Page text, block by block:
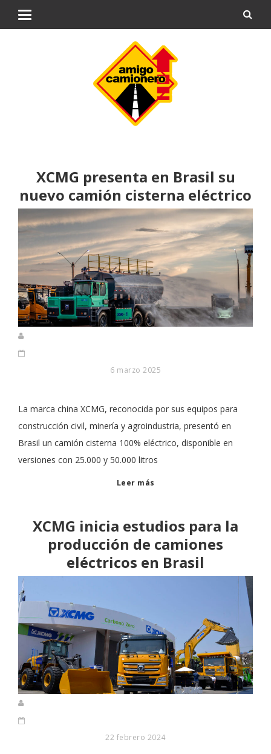
XCMG presenta en Brasil su
nuevo camión cisterna eléctrico
6 marzo 2025
La marca china XCMG, reconocida por sus equipos para
construcción civil, minería y agroindustria, presentó en
Brasil un camión cisterna 100% eléctrico, disponible en
versiones con 25.000 y 50.000 litros
Leer más
XCMG inicia estudios para la
producción de camiones
eléctricos en Brasil
22 febrero 2024